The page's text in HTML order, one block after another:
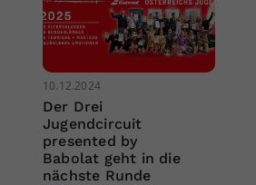
10.12.2024
Der Drei
Jugendcircuit
presented by
Babolat geht in die
nächste Runde